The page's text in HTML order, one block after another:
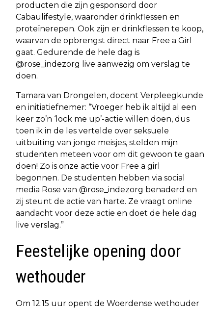
producten die zijn gesponsord door
Cabaulifestyle, waaronder drinkflessen en
proteïnerepen. Ook zijn er drinkflessen te koop,
waarvan de opbrengst direct naar Free a Girl
gaat. Gedurende de hele dag is
@rose_indezorg live aanwezig om verslag te
doen.
Tamara van Drongelen, docent Verpleegkunde
en initiatiefnemer: “Vroeger heb ik altijd al een
keer zo’n ‘lock me up’-actie willen doen, dus
toen ik in de les vertelde over seksuele
uitbuiting van jonge meisjes, stelden mijn
studenten meteen voor om dit gewoon te gaan
doen! Zo is onze actie voor Free a girl
begonnen. De studenten hebben via social
media Rose van @rose_indezorg benaderd en
zij steunt de actie van harte. Ze vraagt online
aandacht voor deze actie en doet de hele dag
live verslag.”
Feestelijke opening door
wethouder
Om 12:15 uur opent de Woerdense wethouder